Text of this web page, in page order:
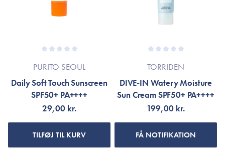
PURITO SEOUL
Daily Soft Touch Sunscreen
SPF50+ PA++++
29,00 kr.
TILFØJ TIL KURV
TORRIDEN
DIVE-IN Watery Moisture
Sun Cream SPF50+ PA++++
199,00 kr.
FÅ NOTIFIKATION